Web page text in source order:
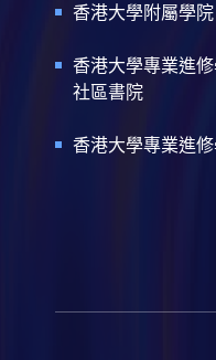
香港大學附屬學院
香港大學專業進
社區書院
香港大學專業進